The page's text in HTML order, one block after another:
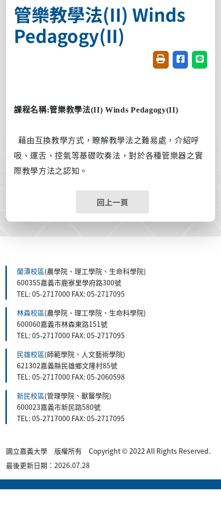
管樂教學法(II) Winds
Pedagogy(II)
友善列印(開新視
分享至臉書
分享
課程名稱:管樂教學法(II) Winds Pedagogy(II)
藉由互換教學方式，瞭解教學法之難易處，介紹呼
吸、運舌、控氣等基礎吹奏法 ，對於各種管樂器之實
際教學方法之認知。
回上一頁
蘭潭校區(農學院、理工學院、生命科學院)
600355嘉義市鹿寮里學府路300號
TEL: 05-2717000 FAX: 05-2717095
林森校區(農學院、理工學院、生命科學院)
600060嘉義市林森東路151號
TEL: 05-2717000 FAX: 05-2717095
民雄校區(師範學院、人文藝術學院)
621302嘉義縣民雄鄉文隆村85號
TEL: 05-2717000 FAX: 05-2060598
新民校區(管理學院、獸醫學院)
600023嘉義市新民路580號
TEL: 05-2717000 FAX: 05-2717095
國立嘉義大學 版權所有 Copyright © 2022 All Rights Reserved.
最後更新日期：2026.07.28